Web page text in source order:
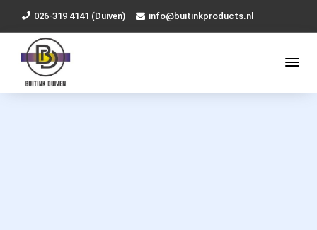
026-319 4141 (Duiven) info@buitinkproducts.nl